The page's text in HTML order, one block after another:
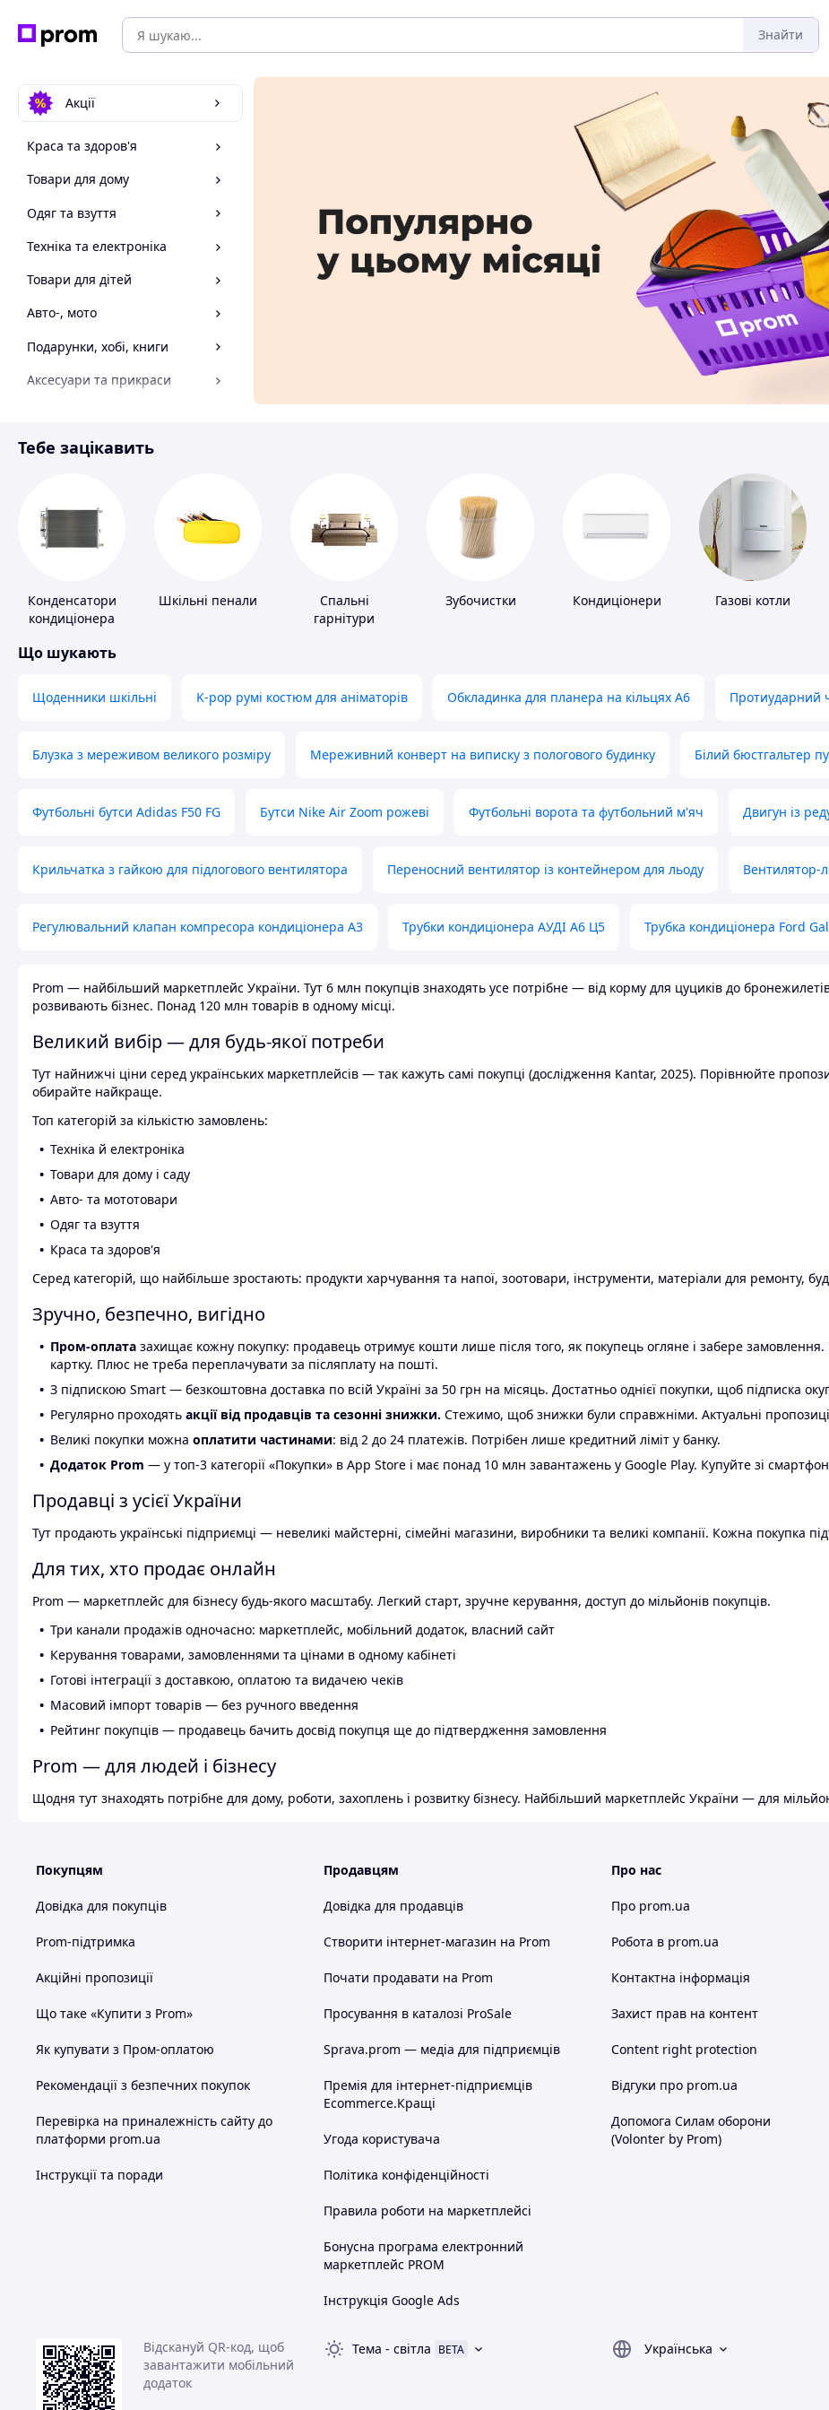
Знайти
Акції
Краса та здоров'я
Товари для дому
Одяг та взуття
Техніка та електроніка
Товари для дітей
Авто-, мото
Подарунки, хобі, книги
Аксесуари та прикраси
Спорт і відпочинок
Тебе зацікавить
Конденсатори
кондиціонера
Шкільні пенали
Спальні
гарнітури
Зубочистки Кондиціонери Газові котли
Що шукають
Щоденники шкільні K-pop румі костюм для аніматорів Обкладинка для планера на кільцях А6 Протиударний
Блузка з мереживом великого розміру Мереживний конверт на виписку з пологового будинку Білий бюстгальтер
Футбольні бутси Adidas F50 FG Бутси Nike Air Zoom рожеві Футбольні ворота та футбольний м'яч Двигун із
Крильчатка з гайкою для підлогового вентилятора Переносний вентилятор із контейнером для льоду Вентилятор-
Регулювальний клапан компресора кондиціонера А3 Трубки кондиціонера АУДІ А6 Ц5 Трубка кондиціонера Ford
Prom — найбільший маркетплейс України. Тут 6 млн покупців знаходять усе потрібне — від корму для цуциків до
розвивають бізнес. Понад 120 млн товарів в одному місці.
Великий вибір — для будь-якої потреби
Тут найнижчі ціни серед українських маркетплейсів — так кажуть самі покупці (дослідження Kantar, 2025). Порівнюйте
обирайте найкраще.
Топ категорій за кількістю замовлень:
Техніка й електроніка
Товари для дому і саду
Авто- та мототовари
Одяг та взуття
Краса та здоров'я
Серед категорій, що найбільше зростають: продукти харчування та напої, зоотовари, інструменти, матеріали для ремонту,
Зручно, безпечно, вигідно
Пром-оплата захищає кожну покупку: продавець отримує кошти лише після того, як покупець огляне і забере
картку. Плюс не треба переплачувати за післяплату на пошті.
З підпискою Smart — безкоштовна доставка по всій Україні за 50 грн на місяць. Достатньо однієї покупки, щоб підписка
Регулярно проходять акції від продавців та сезонні знижки. Стежимо, щоб знижки були справжніми. Актуальні
Великі покупки можна оплатити частинами: від 2 до 24 платежів. Потрібен лише кредитний ліміт у банку.
Додаток Prom — у топ-3 категорії «Покупки» в App Store і має понад 10 млн завантажень у Google Play. Купуйте зі
Продавці з усієї України
Тут продають українські підприємці — невеликі майстерні, сімейні магазини, виробники та великі компанії. Кожна покупка
Для тих, хто продає онлайн
Prom — маркетплейс для бізнесу будь-якого масштабу. Легкий старт, зручне керування, доступ до мільйонів покупців.
Три канали продажів одночасно: маркетплейс, мобільний додаток, власний сайт
Керування товарами, замовленнями та цінами в одному кабінеті
Готові інтеграції з доставкою, оплатою та видачею чеків
Масовий імпорт товарів — без ручного введення
Рейтинг покупців — продавець бачить досвід покупця ще до підтвердження замовлення
Prom — для людей і бізнесу
Щодня тут знаходять потрібне для дому, роботи, захоплень і розвитку бізнесу. Найбільший маркетплейс України — для
Покупцям
Довідка для покупців
Prom-підтримка
Акційні пропозиції
Що таке «Купити з Prom»
Як купувати з Пром-оплатою
Рекомендації з безпечних покупок
Перевірка на приналежність сайту до
платформи prom.ua
Інструкції та поради
Продавцям
Довідка для продавців
Створити інтернет-магазин на Prom
Почати продавати на Prom
Просування в каталозі ProSale
Sprava.prom — медіа для підприємців
Премія для інтернет-підприємців
Ecommerce.Кращі
Угода користувача
Політика конфіденційності
Правила роботи на маркетплейсі
Бонусна програма електронний
маркетплейс PROM
Інструкція Google Ads
Про нас
Про prom.ua
Робота в prom.ua
Контактна інформація
Захист прав на контент
Content right protection
Відгуки про prom.ua
Допомога Силам оборони
(Volonter by Prom)
Відскануй QR-код, щоб
завантажити мобільний
додаток
Тема - світла BETA
Українська